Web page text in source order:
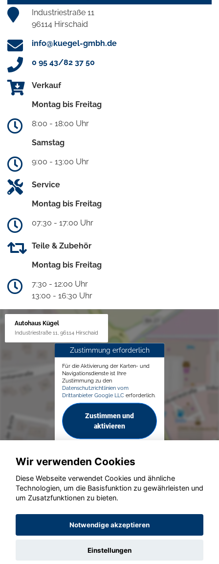
Industriestraße 11
96114 Hirschaid
info@kuegel-gmbh.de
0 95 43/82 37 50
Verkauf
Montag bis Freitag
8:00 - 18:00 Uhr
Samstag
9:00 - 13:00 Uhr
Service
Montag bis Freitag
07:30 - 17:00 Uhr
Teile & Zubehör
Montag bis Freitag
7:30 - 12:00 Uhr
13:00 - 16:30 Uhr
Autohaus Kügel
Industriestraße 11, 96114 Hirschaid
Zustimmung erforderlich
Für die Aktivierung der Karten- und
Navigationsdienste ist Ihre
Zustimmung zu den
Datenschutzrichtlinien vom
Drittanbieter Google LLC erforderlich.
Zustimmen und
aktivieren
© konjunkturmotor.de GmbH 2020 - 2026
Wir verwenden Cookies
Diese Webseite verwendet Cookies und ähnliche
Technologien, um die Basisfunktion zu gewährleisten und
um Zusatzfunktionen zu bieten.
Notwendige akzeptieren
Einstellungen